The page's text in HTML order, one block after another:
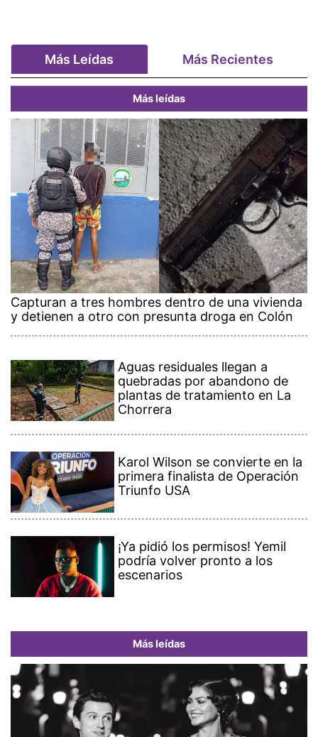
Más Leídas Más Recientes
Más leídas
Capturan a tres hombres dentro de una vivienda
y detienen a otro con presunta droga en Colón
Aguas residuales llegan a
quebradas por abandono de
plantas de tratamiento en La
Chorrera
Karol Wilson se convierte en la
primera finalista de Operación
Triunfo USA
¡Ya pidió los permisos! Yemil
podría volver pronto a los
escenarios
Más leídas